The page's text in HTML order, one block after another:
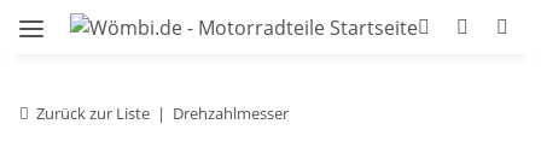
Zurück zur Liste Drehzahlmesser